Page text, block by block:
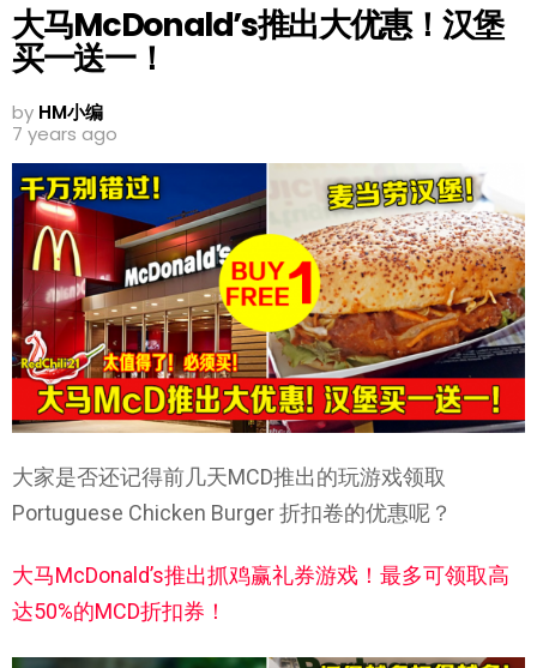
大马McDonald’s推出大优惠！汉堡
买一送一！
by HM小编
7 years ago
大家是否还记得前几天MCD推出的玩游戏领取
Portuguese Chicken Burger 折扣卷的优惠呢？
大马McDonald’s推出抓鸡赢礼券游戏！最多可领取高
达50%的MCD折扣券！